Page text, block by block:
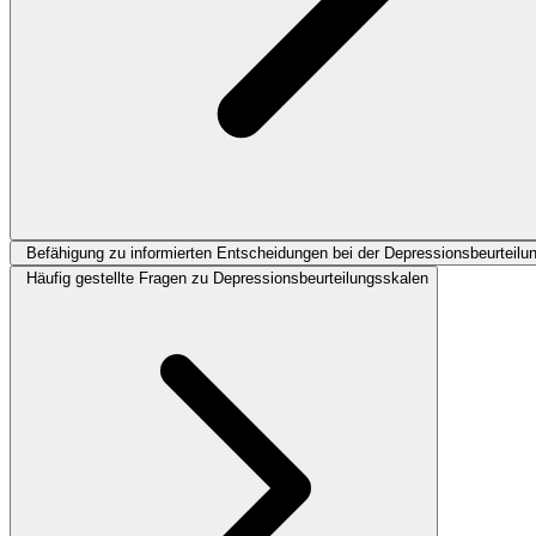
Befähigung zu informierten Entscheidungen bei der
Häufig gestellte Fragen zu Depressionsbeurteilungsskalen